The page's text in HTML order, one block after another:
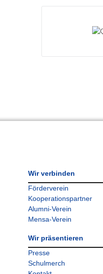
Wir verbinden
Förderverein
Kooperationspartner
Alumni-Verein
Mensa-Verein
Wir präsentieren
Presse
Schulmerch